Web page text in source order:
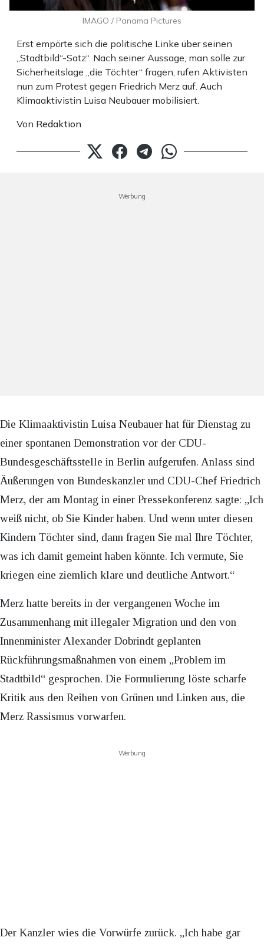
Erst empörte sich die politische Linke über seinen
„Stadtbild“-Satz“. Nach seiner Aussage, man solle zur
Sicherheitslage „die Töchter“ fragen, rufen Aktivisten
nun zum Protest gegen Friedrich Merz auf. Auch
Klimaaktivistin Luisa Neubauer mobilisiert.
Von Redaktion
IMAGO / Panama Pictures
Werbung
Die Klimaaktivistin Luisa Neubauer hat für Dienstag zu
einer spontanen Demonstration vor der CDU-
Bundesgeschäftsstelle in Berlin aufgerufen. Anlass sind
Äußerungen von Bundeskanzler und CDU-Chef Friedrich
Merz, der am Montag in einer Pressekonferenz sagte: „Ich
weiß nicht, ob Sie Kinder haben. Und wenn unter diesen
Kindern Töchter sind, dann fragen Sie mal Ihre Töchter,
was ich damit gemeint haben könnte. Ich vermute, Sie
kriegen eine ziemlich klare und deutliche Antwort.“
Merz hatte bereits in der vergangenen Woche im
Zusammenhang mit illegaler Migration und den von
Innenminister Alexander Dobrindt geplanten
Rückführungsmaßnahmen von einem „Problem im
Stadtbild“ gesprochen. Die Formulierung löste scharfe
Kritik aus den Reihen von Grünen und Linken aus, die
Merz Rassismus vorwarfen.
Werbung
Der Kanzler wies die Vorwürfe zurück. „Ich habe gar